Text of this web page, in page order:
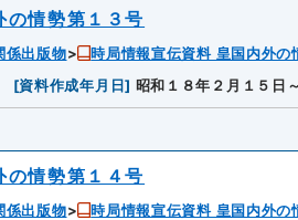
の情勢第１３号
係出版物
時局情報宣伝資料 皇国内外の
[資料作成年月日] 昭和１８年２月１５日
の情勢第１４号
係出版物
時局情報宣伝資料 皇国内外の